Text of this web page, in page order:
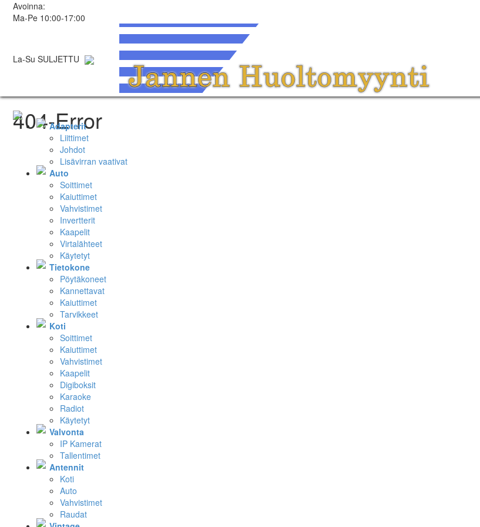
Avoinna:
Ma-Pe 10:00-17:00
La-Su SULJETTU
Adapterit
Liittimet
Johdot
Lisävirran vaativat
Auto
Soittimet
Kaiuttimet
Vahvistimet
Invertterit
Kaapelit
Virtalähteet
Käytetyt
Tietokone
Pöytäkoneet
Kannettavat
Kaiuttimet
Tarvikkeet
Koti
Soittimet
Kaiuttimet
Vahvistimet
Kaapelit
Digiboksit
Karaoke
Radiot
Käytetyt
Valvonta
IP Kamerat
Tallentimet
Antennit
Koti
Auto
Vahvistimet
Raudat
404-Error